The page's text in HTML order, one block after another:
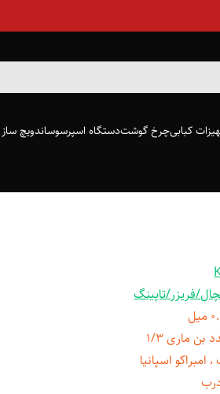
کبابیچرخ گوشتدستگاه اسپرسوساندویچ
فریزر/تاپینگ